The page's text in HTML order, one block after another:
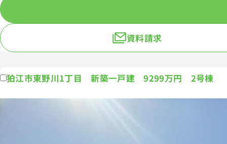
資料請求
狛江市東野川1丁目 新築一戸建 9299万円 2号棟